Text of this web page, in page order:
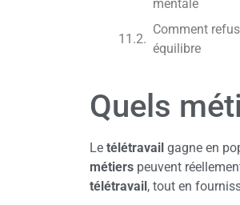
mentale
Comment
équilibre
Quels
Le télétravail gagne en
métiers peuvent
télétravail, tout en